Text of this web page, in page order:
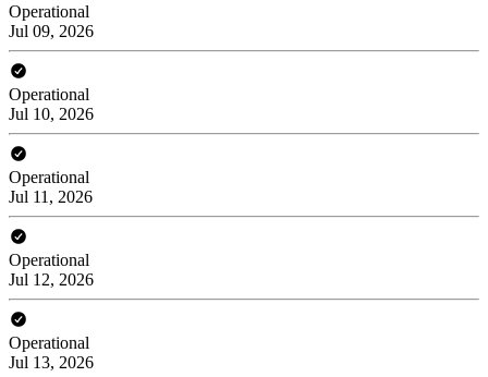
Operational
Jul 09, 2026
Operational
Jul 10, 2026
Operational
Jul 11, 2026
Operational
Jul 12, 2026
Operational
Jul 13, 2026